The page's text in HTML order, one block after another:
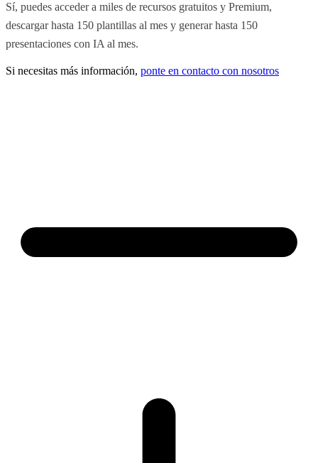
Sí, puedes acceder a miles de recursos gratuitos y Premium,
descargar hasta 150 plantillas al mes y generar hasta 150
presentaciones con IA al mes.
Si necesitas más información, ponte en contacto con nosotros